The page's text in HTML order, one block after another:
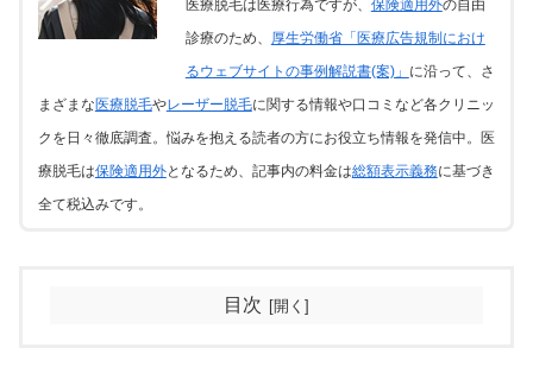
医療脱毛は医療行為ですが、 保険適用外の自由
診療のため、 厚生労働省「医療広告規制におけ
るウェブサイトの事例解説書(案)」 に沿って、さ
まざまな 医療脱毛やレーザー脱毛に関する情報や口コミなど各クリニッ
クを日々徹底調査。悩みを抱える読者の方にお役立ち情報を発信中。医
療脱毛は保険適用外となるため、記事内の料金は総額表示義務に基づき
全て税込みです。
目次